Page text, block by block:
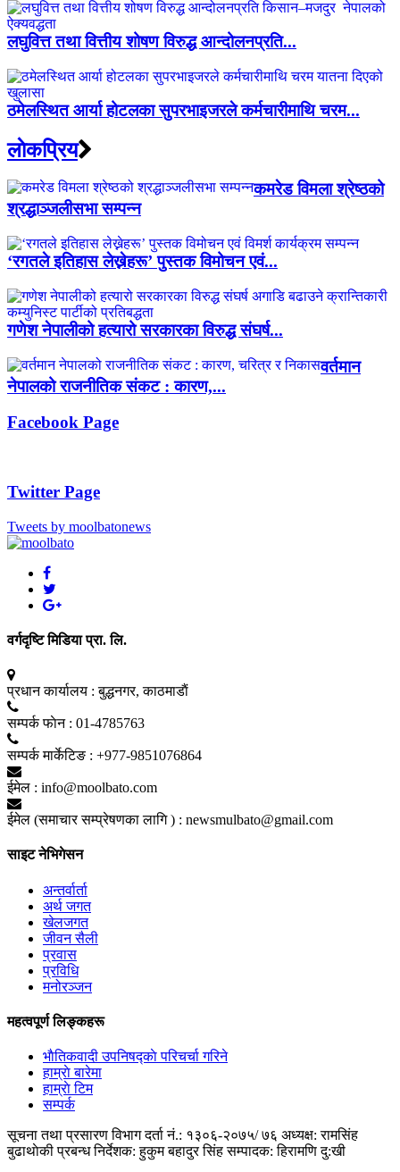
लघुवित्त तथा वित्तीय शोषण विरुद्ध आन्दोलनप्रति...
ठमेलस्थित आर्या होटलका सुपरभाइजरले कर्मचारीमाथि चरम...
लाेकप्रिय
कमरेड विमला श्रेष्ठको
श्रद्धाञ्जलीसभा सम्पन्न
‘रगतले इतिहास लेख्नेहरू’ पुस्तक विमोचन एवं...
गणेश नेपालीको हत्यारो सरकारका विरुद्ध संघर्ष...
वर्तमान
नेपालको राजनीतिक संकट : कारण,...
Facebook Page
Twitter Page
Tweets by moolbatonews
वर्गदृष्टि मिडिया प्रा. लि.
प्रधान कार्यालय : बुद्धनगर, काठमाडाैं
सम्पर्क फाेन : 01-4785763
सम्पर्क मार्केटिङ : +977-9851076864
ईमेल : info@moolbato.com
ईमेल (समाचार सम्प्रेषणका लागि ) : newsmulbato@gmail.com
साइट नेभिगेसन
अन्तर्वार्ता
अर्थ जगत
खेलजगत
जीवन सैली
प्रवास
प्रविधि
मनोरञ्जन
महत्वपूर्ण लिङ्कहरू
भाैतिकवादी उपनिषद्काे परिचर्चा गरिने
हाम्राे बारेमा
हाम्राे टिम
सम्पर्क
सूचना तथा प्रसारण विभाग दर्ता नं.: १३०६-२०७५/ ७६ अध्यक्ष: रामसिंह
बुढाथाेकी प्रबन्ध निर्देशक: हुकुम बहादुर सिंह सम्पादक: हिरामणि दु:खी